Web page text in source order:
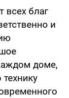
всех благ
и
доме,